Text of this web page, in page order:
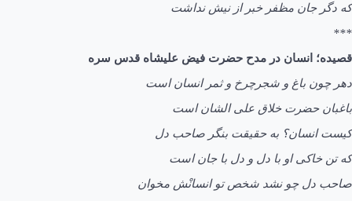
که دگر جان مظفر خبر از نیش نداشت
***
قصیده؛ انسان در مدح حضرت فیض علیشاه قدس سره
دهر چون باغ و شجرچرخ و ثمر انسان است
باغبان حضرت خلاق علی الشان است
کیست انسان؟ به حقیقت بنگر صاحب دل
که تن خاکی او با دل و دل با جان است
صاحب دل چو نشد شخص تو انسانْش مخوان